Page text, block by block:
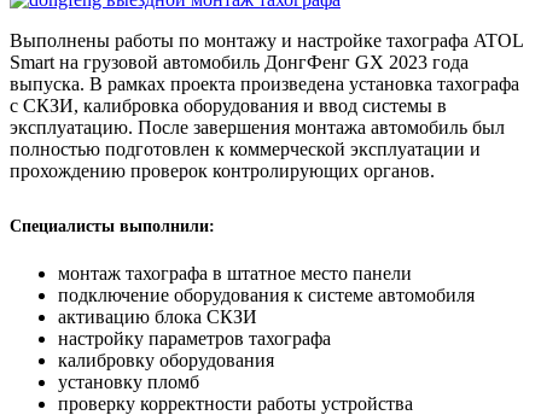
Выполнены работы по монтажу и настройке тахографа ATOL
Smart на грузовой автомобиль ДонгФенг GX 2023 года
выпуска. В рамках проекта произведена установка тахографа
с СКЗИ, калибровка оборудования и ввод системы в
эксплуатацию. После завершения монтажа автомобиль был
полностью подготовлен к коммерческой эксплуатации и
прохождению проверок контролирующих органов.
Специалисты выполнили:
монтаж тахографа в штатное место панели
подключение оборудования к системе автомобиля
активацию блока СКЗИ
настройку параметров тахографа
калибровку оборудования
установку пломб
проверку корректности работы устройства